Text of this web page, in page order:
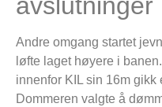
avslutninger
Andre omgang startet
løfte laget høyere i
innenfor KIL sin 16m
Dommeren valgte å